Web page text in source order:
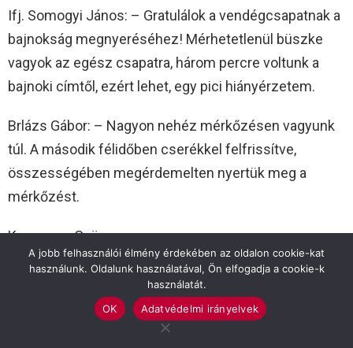
Ifj. Somogyi János: – Gratulálok a vendégcsapatnak a
bajnokság megnyeréséhez! Mérhetetlenül büszke
vagyok az egész csapatra, három percre voltunk a
bajnoki címtől, ezért lehet, egy pici hiányérzetem.
Brlázs Gábor: – Nagyon nehéz mérkőzésen vagyunk
túl. A második félidőben cserékkel felfrissítve,
összességében megérdemelten nyertük meg a
mérkőzést.
Kepenyes György
Fotó: Kovács Bence
A jobb felhasználói élmény érdekében az oldalon cookie-kat
használunk. Oldalunk használatával, Ön elfogadja a cookie-k
használatát.
OK
Adatvédelmi irányelvek